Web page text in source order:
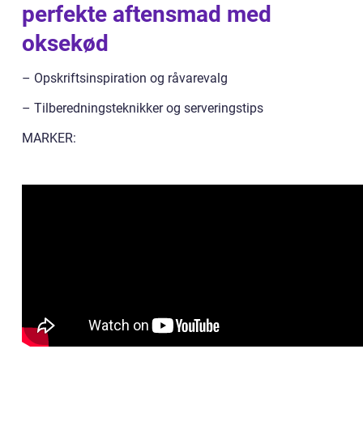
perfekte aftensmad med
oksekød
– Opskriftsinspiration og råvarevalg
– Tilberedningsteknikker og serveringstips
MARKER: